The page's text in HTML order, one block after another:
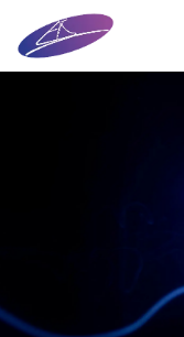
Se rendre au contenu